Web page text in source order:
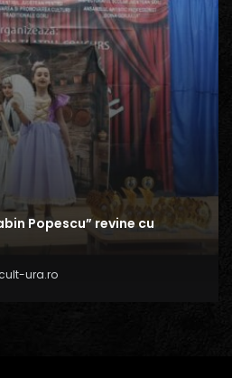
Popescu” revine cu
ura.ro